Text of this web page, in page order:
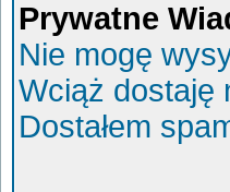
Prywatne
Nie mogę
Wciąż dostaję
Dostałem